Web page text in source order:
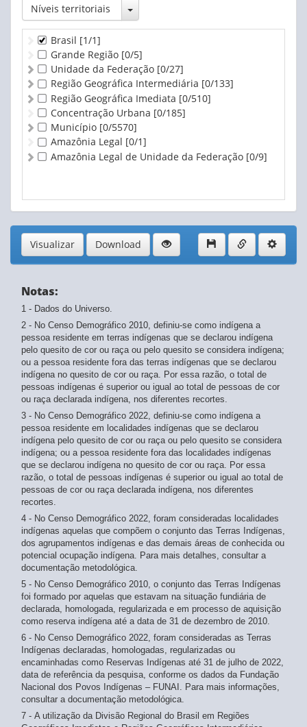
23 anos
24 anos
25 a 29 anos
25 anos
26 anos
27 anos
28 anos
29 anos
30 a 34 anos
30 anos
31 anos
32 anos
33 anos
34 anos
35 a 39 anos
36 anos
37 anos
38 anos
6 anos
7 anos
8 anos
9 anos
10 a 14 anos
10 anos
11 anos
12 anos
13 anos
14 anos
15 a 19 anos
18 anos
19 anos
20 a 24 anos
20 anos
21 anos
Níveis territoriais Toggle Dropdown
Brasil [1/1]
Grande Região [0/5]
Unidade da Federação [0/27]
Região Geográfica Intermediária [0/133]
Região Geográfica Imediata [0/510]
Concentração Urbana [0/185]
Município [0/5570]
Amazônia Legal [0/1]
Amazônia Legal de Unidade da Federação [0/9]
Visualizar Download
Notas:
1 - Dados do Universo.
2 - No Censo Demográfico 2010, definiu-se como indígena a
pessoa residente em terras indígenas que se declarou indígena
pelo quesito de cor ou raça ou pelo quesito se considera indígena;
ou a pessoa residente fora das terras indígenas que se declarou
indígena no quesito de cor ou raça. Por essa razão, o total de
pessoas indígenas é superior ou igual ao total de pessoas de cor
ou raça declarada indígena, nos diferentes recortes.
3 - No Censo Demográfico 2022, definiu-se como indígena a
pessoa residente em localidades indígenas que se declarou
indígena pelo quesito de cor ou raça ou pelo quesito se considera
indígena; ou a pessoa residente fora das localidades indígenas
que se declarou indígena no quesito de cor ou raça. Por essa
razão, o total de pessoas indígenas é superior ou igual ao total de
pessoas de cor ou raça declarada indígena, nos diferentes
recortes.
4 - No Censo Demográfico 2022, foram consideradas localidades
indígenas aquelas que compõem o conjunto das Terras Indígenas,
dos agrupamentos indígenas e das demais áreas de conhecida ou
potencial ocupação indígena. Para mais detalhes, consultar a
documentação metodológica.
5 - No Censo Demográfico 2010, o conjunto das Terras Indígenas
foi formado por aquelas que estavam na situação fundiária de
declarada, homologada, regularizada e em processo de aquisição
como reserva indígena até a data de 31 de dezembro de 2010.
6 - No Censo Demográfico 2022, foram consideradas as Terras
Indígenas declaradas, homologadas, regularizadas ou
encaminhadas como Reservas Indígenas até 31 de julho de 2022,
data de referência da pesquisa, conforme os dados da Fundação
Nacional dos Povos Indígenas – FUNAI. Para mais informações,
consultar a documentação metodológica.
7 - A utilização da Divisão Regional do Brasil em Regiões